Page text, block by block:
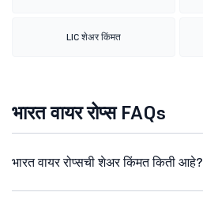
LIC शेअर किंमत
भारत वायर रोप्स FAQs
भारत वायर रोप्सची शेअर किंमत किती आहे?